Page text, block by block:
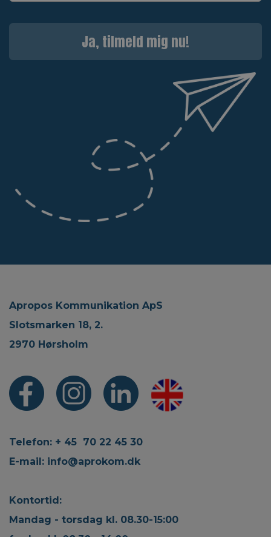
Ja, tilmeld mig nu!
Apropos Kommunikation ApS
Slotsmarken 18, 2.
2970 Hørsholm
Telefon: + 45 70 22 45 30
E-mail: info@aprokom.dk
Kontortid:
Mandag - torsdag kl. 08.30-15:00